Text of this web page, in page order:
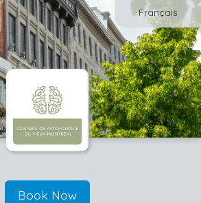
Français
Book Now